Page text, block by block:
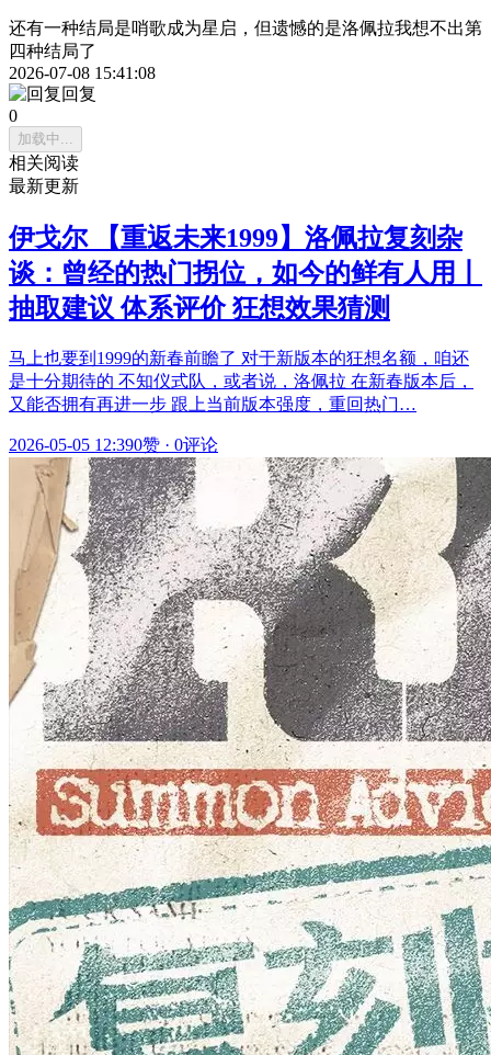
还有一种结局是哨歌成为星启，但遗憾的是洛佩拉我想不出第
四种结局了
2026-07-08 15:41:08
回复
0
加载中...
相关阅读
最新更新
伊戈尔 【重返未来1999】洛佩拉复刻杂
谈：曾经的热门拐位，如今的鲜有人用丨
抽取建议 体系评价 狂想效果猜测
马上也要到1999的新春前瞻了 对于新版本的狂想名额，咱还
是十分期待的 不知仪式队，或者说，洛佩拉 在新春版本后，
又能否拥有再进一步 跟上当前版本强度，重回热门…
2026-05-05 12:390赞 · 0评论